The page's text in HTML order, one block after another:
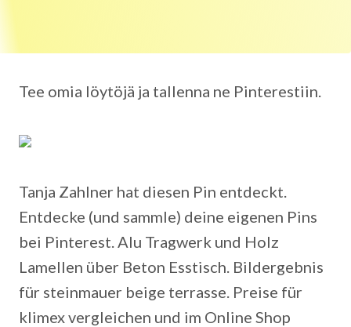
Tee omia löytöjä ja tallenna ne Pinterestiin.
Tanja Zahlner hat diesen Pin entdeckt.
Entdecke (und sammle) deine eigenen Pins
bei Pinterest. Alu Tragwerk und Holz
Lamellen über Beton Esstisch. Bildergebnis
für steinmauer beige terrasse. Preise für
klimex vergleichen und im Online Shop